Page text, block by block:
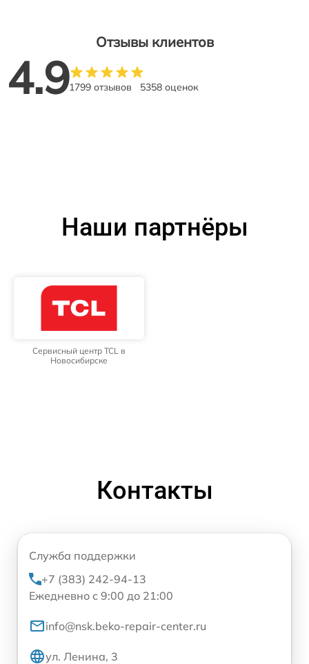
Отзывы клиентов
4.91799 отзывов 5358 оценок
Наши партнёры
Сервисный центр TCL в
Новосибирске
Контакты
Служба поддержки
+7 (383) 242-94-13
Ежедневно с 9:00 до 21:00
info@nsk.beko-repair-center.ru
ул. Ленина, 3